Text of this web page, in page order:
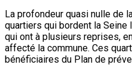
La profondeur quasi nulle de
quartiers qui bordent la Seine
qui ont à plusieurs reprises,
affecté la commune. Ces
bénéficiaires du Plan de